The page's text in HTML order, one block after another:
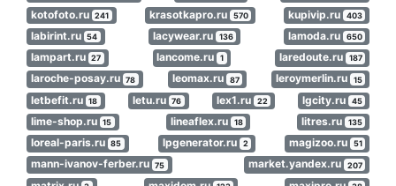
kotofoto.ru 241 krasotkapro.ru 570 kupivip.ru 403
labirint.ru 54 lacywear.ru 136 lamoda.ru 650
lampart.ru 27 lancome.ru 1 laredoute.ru 187
laroche-posay.ru 78 leomax.ru 87 leroymerlin.ru 15
letbefit.ru 18 letu.ru 76 lex1.ru 22 lgcity.ru 45
lime-shop.ru 15 lineaflex.ru 18 litres.ru 135
loreal-paris.ru 85 lpgenerator.ru 2 magizoo.ru 51
mann-ivanov-ferber.ru 75 market.yandex.ru 207